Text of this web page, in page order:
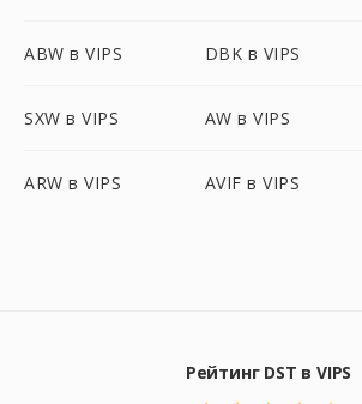
ABW в VIPS DBK в VIPS
SXW в VIPS AW в VIPS
ARW в VIPS AVIF в VIPS
Рейтинг DST в VIPS